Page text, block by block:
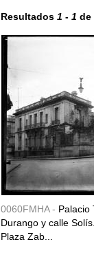
Resultados 1 - 1 de
0060FMHA - Palacio
Durango y calle
Plaza Zab...